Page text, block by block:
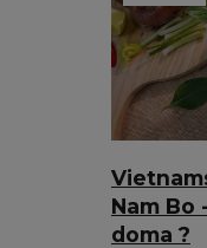
Nam Bo
doma ?